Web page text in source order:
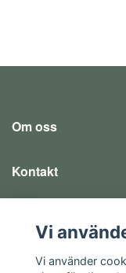
Om oss
Kontakt
Sociala medier
Vi
Vi använder